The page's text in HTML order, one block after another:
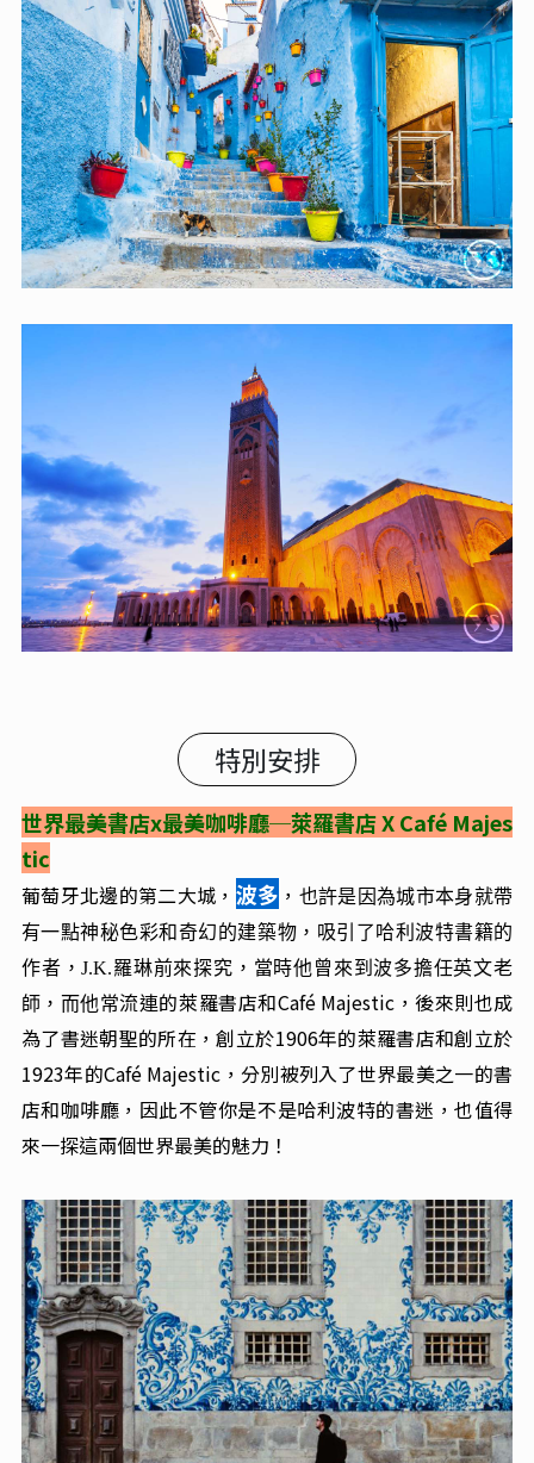
特別安排
世界最美書店x最美咖啡廳─萊羅書店 XCafé Majes
tic
葡萄牙北邊的第二大城， 波多 ， 也許是因為城市本身就帶
有一點神秘色彩和奇幻的建築物，吸引了哈利波特書籍的
作者，J.K.羅琳前來探究，當時他曾來到波多擔任英文老
師，而他常流連的萊羅書店和Café Majestic，後來則也成
為了書迷朝聖的所在，創立於1906年的萊羅書店和創立於
1923年的Café Majestic，分別被列入了世界最美之一的書
店和咖啡廳，因此不管你是不是哈利波特的書迷，也值得
來一探這兩個世界最美的魅力！